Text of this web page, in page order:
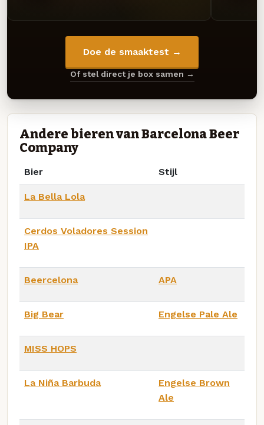
Doe de smaaktest →
Of stel direct je box samen →
Andere bieren van Barcelona Beer
Company
Bier Stijl
La Bella Lola
Cerdos Voladores Session
IPA
Beercelona APA
Big Bear Engelse Pale Ale
MISS HOPS
La Niña Barbuda
Engelse Brown
Ale